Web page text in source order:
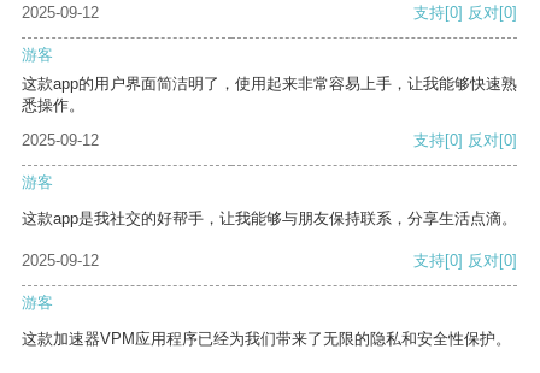
2025-09-12 支持[0] 反对[0]
游客
这款app的用户界面简洁明了，使用起来非常容易上手，让我能够快速熟
悉操作。
2025-09-12
支持[0] 反对[0]
游客
这款app是我社交的好帮手，让我能够与朋友保持联系，分享生活点滴。
2025-09-12 支持[0] 反对[0]
游客
这款加速器VPM应用程序已经为我们带来了无限的隐私和安全性保护。